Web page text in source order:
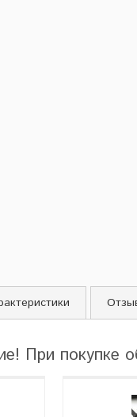
При покупке